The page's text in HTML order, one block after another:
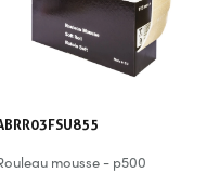
mousse - p500